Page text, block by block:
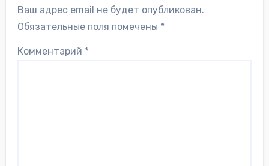
Ваш адрес email не будет опубликован.
Обязательные поля помечены *
Комментарий *